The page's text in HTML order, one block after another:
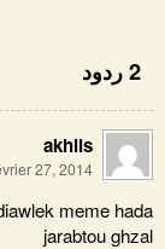
2 ردود
akhlis
27, 2014
meme hada
jarabtou ghzal